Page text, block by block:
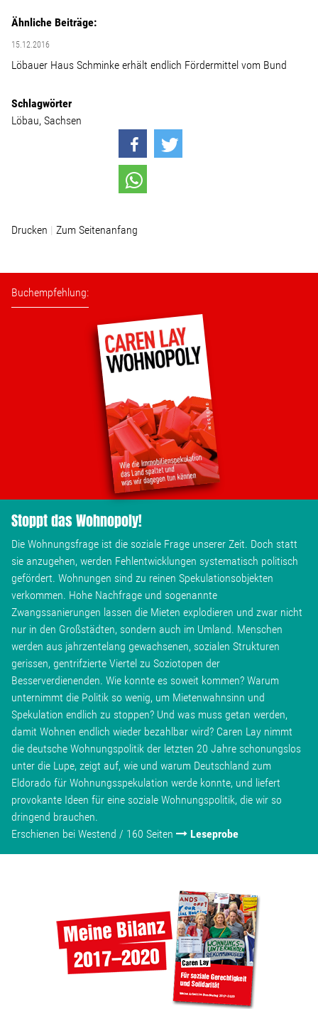
Kontakt
Lebenslauf
Das Buch
Leseprobe
Bestellen
Ähnliche Beiträge:
15.12.2016
Löbauer Haus Schminke erhält endlich Fördermittel vom Bund
Schlagwörter
Löbau Sachsen
Drucken Zum Seitenanfang
Buchempfehlung:
Stoppt das Wohnopoly!
Die Wohnungsfrage ist die soziale Frage unserer Zeit. Doch statt
sie anzugehen, werden Fehlentwicklungen systematisch politisch
gefördert. Wohnungen sind zu reinen Spekulationsobjekten
verkommen. Hohe Nachfrage und sogenannte
Zwangssanierungen lassen die Mieten explodieren und zwar nicht
nur in den Großstädten, sondern auch im Umland. Menschen
werden aus jahrzentelang gewachsenen, sozialen Strukturen
gerissen, gentrifzierte Viertel zu Soziotopen der
Besserverdienenden. Wie konnte es soweit kommen? Warum
unternimmt die Politik so wenig, um Mietenwahnsinn und
Spekulation endlich zu stoppen? Und was muss getan werden,
damit Wohnen endlich wieder bezahlbar wird? Caren Lay nimmt
die deutsche Wohnungspolitik der letzten 20 Jahre schonungslos
unter die Lupe, zeigt auf, wie und warum Deutschland zum
Eldorado für Wohnungsspekulation werde konnte, und liefert
provokante Ideen für eine soziale Wohnungspolitik, die wir so
dringend brauchen.
Erschienen bei Westend / 160 Seiten
Leseprobe